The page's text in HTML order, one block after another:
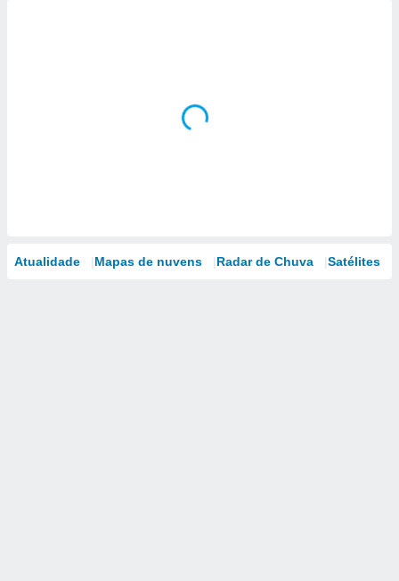
Atualidade Mapas de nuvens Radar de Chuva Satélites